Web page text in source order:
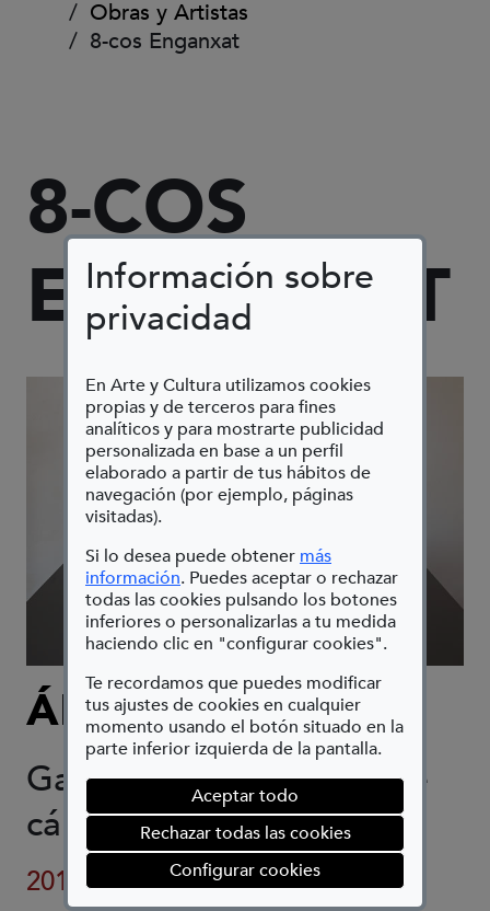
Información sobre
privacidad
En Arte y Cultura utilizamos cookies
propias y de terceros para fines
analíticos y para mostrarte publicidad
personalizada en base a un perfil
elaborado a partir de tus hábitos de
navegación (por ejemplo, páginas
visitadas).
Si lo desea puede obtener más
información(Abre en nueva ventana)
. Puedes aceptar o rechazar
todas las cookies pulsando los botones
inferiores o personalizarlas a tu medida
haciendo clic en "configurar cookies".
Te recordamos que puedes modificar
tus ajustes de cookies en cualquier
momento usando el botón situado en la
parte inferior izquierda de la pantalla.
Aceptar todo
Rechazar todas las cookies
Configurar cookies(abre en ventana
Obras y Artistas
8-cos Enganxat
8-COS
ENGANXAT
ÁLEX FRANCÉS
Ganchillo de palangre de
cáñamo 120 x 122 cm
2012